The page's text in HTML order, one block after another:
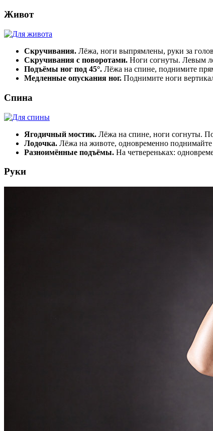
Живот
Скручивания. Лёжа, ноги выпрямлены, руки за
Скручивания с поворотами. Ноги согнуты. Левым
Подъёмы ног под 45°. Лёжа на спине, поднимите
Медленные опускания ног. Поднимите ноги
Спина
Ягодичный мостик. Лёжа на спине, ноги согнуты.
Лодочка. Лёжа на животе, одновременно
Разноимённые подъёмы. На четвереньках:
Руки